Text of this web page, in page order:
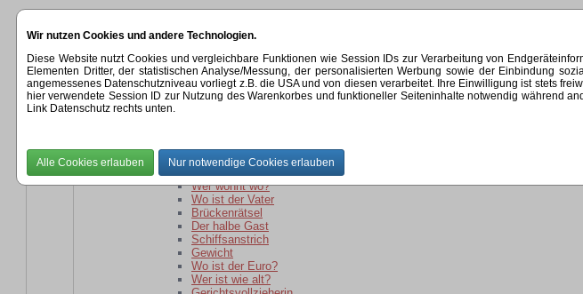
Wir nutzen Cookies und andere Technologien.
Diese Website nutzt Cookies und vergleichbare Funktionen wie Session IDs zur Verarbeitung von
Elementen Dritter, der statistischen Analyse/Messung, der personalisierten Werbung sowie der Einbindung
angemessenes Datenschutzniveau vorliegt z.B. die USA und von diesen verarbeitet. Ihre Einwilligung ist stets
hier verwendete Session ID zur Nutzung des Warenkorbes und funktioneller Seiteninhalte notwendig während
Link Datenschutz rechts unten.
Kategorien
Rätsel
Rätsel für daheim gebliebene
Wer ist wie alt?
wer ist weiter weg?
kaputte Sicherung
Kartoffelsackrätsel
Schuhkauf
Wer wohnt wo?
Wo ist der Vater
Brückenrätsel
Der halbe Gast
Schiffsanstrich
Gewicht
Wo ist der Euro?
Wer ist wie alt?